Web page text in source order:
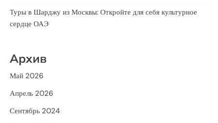
Туры в Шарджу из Москвы: Откройте для себя культурное
сердце ОАЭ
Архив
Май 2026
Апрель 2026
Сентябрь 2024